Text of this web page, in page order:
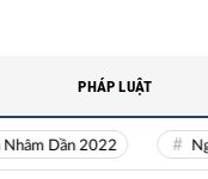
2022 Nguồn
PHÁP LUẬT